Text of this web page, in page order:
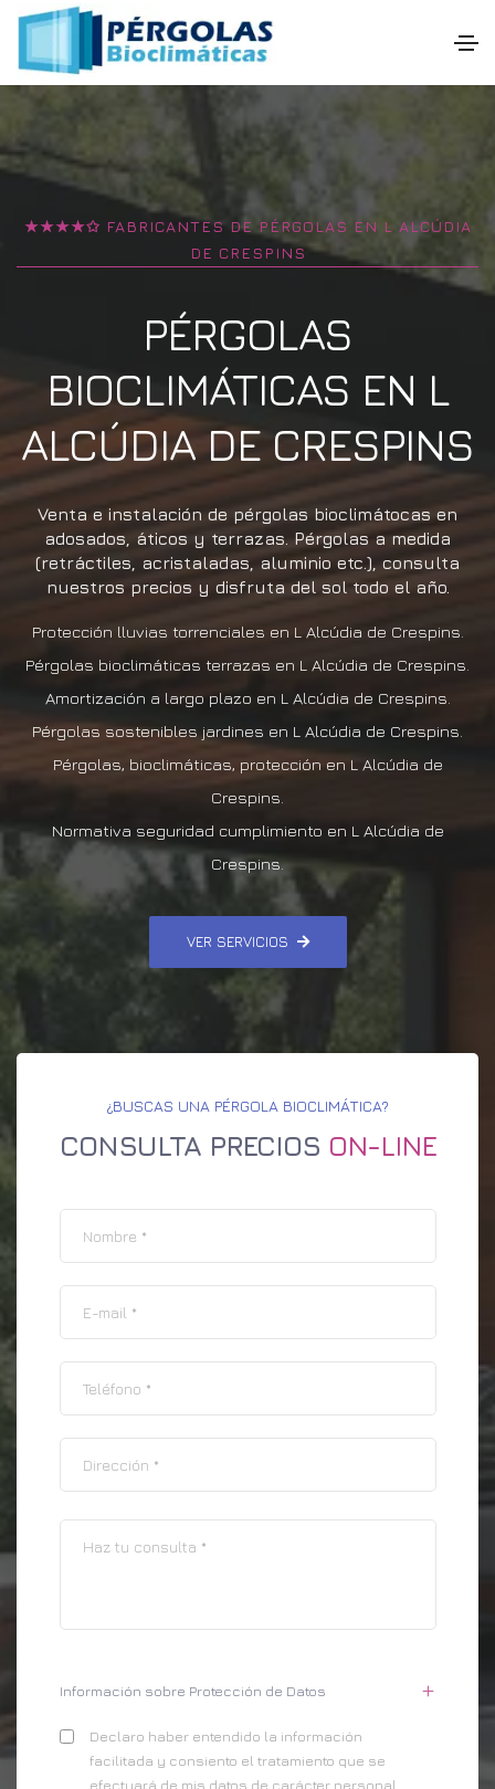
★★★★✩ FABRICANTES DE PÉRGOLAS EN L ALCÚDIA
DE CRESPINS
PÉRGOLAS
BIOCLIMÁTICAS EN L
ALCÚDIA DE CRESPINS
Venta e instalación de pérgolas bioclimátocas en
adosados, áticos y terrazas. Pérgolas a medida
(retráctiles, acristaladas, aluminio etc.), consulta
nuestros precios y disfruta del sol todo el año.
Protección lluvias torrenciales en L Alcúdia de Crespins.
Pérgolas bioclimáticas terrazas en L Alcúdia de Crespins.
Amortización a largo plazo en L Alcúdia de Crespins.
Pérgolas sostenibles jardines en L Alcúdia de Crespins.
Pérgolas, bioclimáticas, protección en L Alcúdia de
Crespins.
Normativa seguridad cumplimiento en L Alcúdia de
Crespins.
VER SERVICIOS
¿BUSCAS UNA PÉRGOLA BIOCLIMÁTICA?
CONSULTA PRECIOS ON-LINE
Información sobre Protección de Datos
Declaro haber entendido la información
facilitada y consiento el tratamiento que se
efectuará de mis datos de carácter personal.